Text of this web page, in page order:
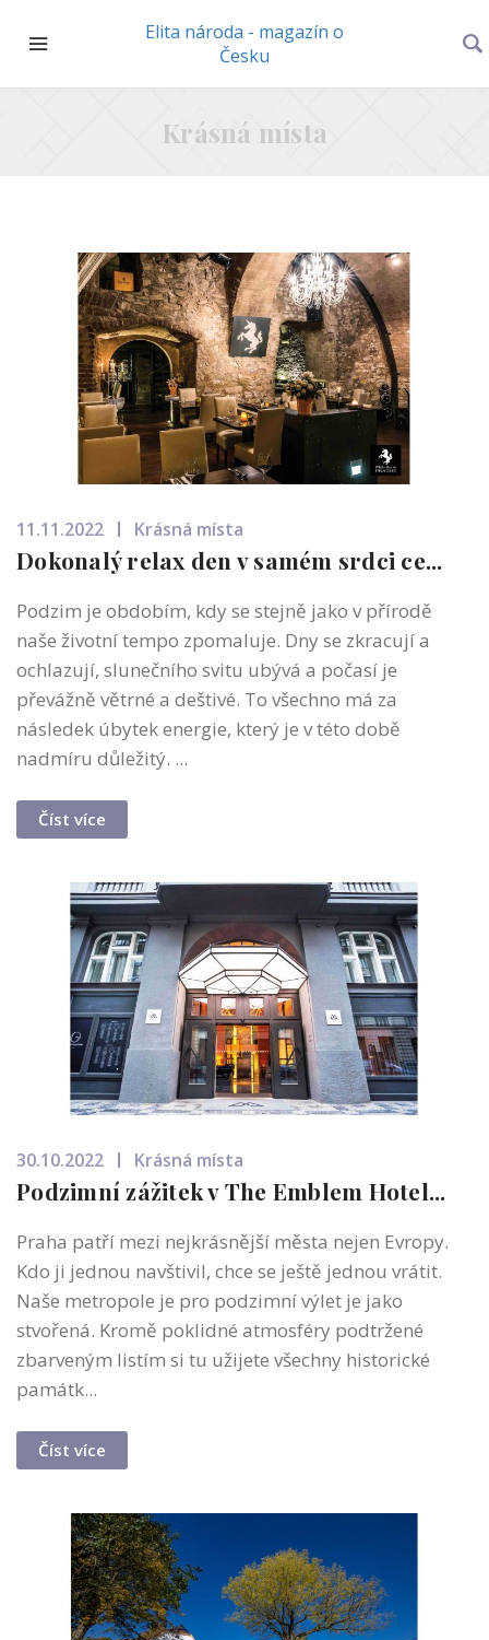
Elita národa - magazín o
Česku
Krásná místa
11.11.2022 Krásná místa
Dokonalý relax den v samém srdci ce...
Podzim je obdobím, kdy se stejně jako v přírodě
naše životní tempo zpomaluje. Dny se zkracují a
ochlazují, slunečního svitu ubývá a počasí je
převážně větrné a deštivé. To všechno má za
následek úbytek energie, který je v této době
nadmíru důležitý. ...
Číst více
30.10.2022 Krásná místa
Podzimní zážitek v The Emblem Hotel...
Praha patří mezi nejkrásnější města nejen Evropy.
Kdo ji jednou navštivil, chce se ještě jednou vrátit.
Naše metropole je pro podzimní výlet je jako
stvořená. Kromě poklidné atmosféry podtržené
zbarveným listím si tu užijete všechny historické
památk...
Číst více